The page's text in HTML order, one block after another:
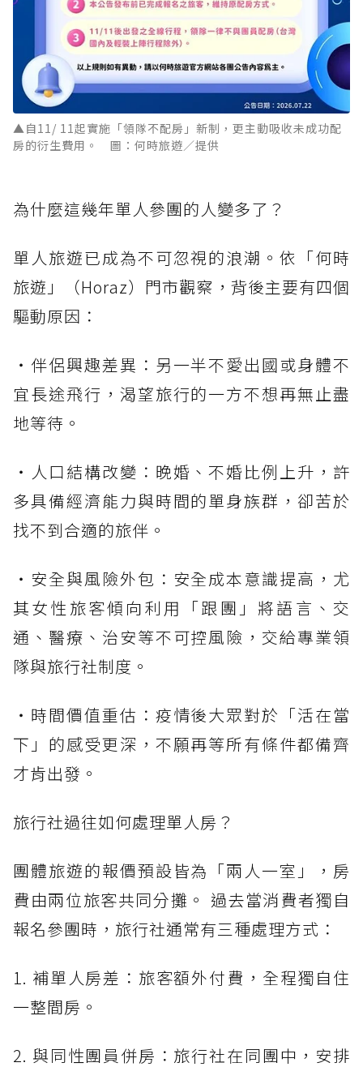
▲自11/ 11起實施「領隊不配房」新制，更主動吸收未成功配
房的衍生費用。 圖：何時旅遊／提供
為什麼這幾年單人參團的人變多了？
單人旅遊已成為不可忽視的浪潮。依「何時
旅遊」（Horaz）門市觀察，背後主要有四個
驅動原因：
・伴侶興趣差異：另一半不愛出國或身體不
宜長途飛行，渴望旅行的一方不想再無止盡
地等待。
・人口結構改變：晚婚、不婚比例上升，許
多具備經濟能力與時間的單身族群，卻苦於
找不到合適的旅伴。
・安全與風險外包：安全成本意識提高，尤
其女性旅客傾向利用「跟團」將語言、交
通、醫療、治安等不可控風險，交給專業領
隊與旅行社制度。
・時間價值重估：疫情後大眾對於「活在當
下」的感受更深，不願再等所有條件都備齊
才肯出發。
旅行社過往如何處理單人房？
團體旅遊的報價預設皆為「兩人一室」，房
費由兩位旅客共同分攤。 過去當消費者獨自
報名參團時，旅行社通常有三種處理方式：
1. 補單人房差：旅客額外付費，全程獨自住
一整間房。
2. 與同性團員併房：旅行社在同團中，安排